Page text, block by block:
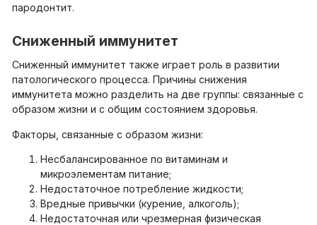
пародонтит.
Сниженный иммунитет
Сниженный иммунитет также играет роль в развитии
патологического процесса. Причины снижения
иммунитета можно разделить на две группы: связанные с
образом жизни и с общим состоянием здоровья.
Факторы, связанные с образом жизни:
Несбалансированное по витаминам и
микроэлементам питание;
Недостаточное потребление жидкости;
Вредные привычки (курение, алкоголь);
Недостаточная или чрезмерная физическая